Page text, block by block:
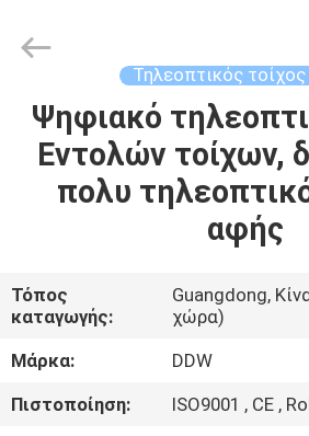
ΣΠΊΤΙ
ΠΡΟΪΌΝΤΑ
ΕΜΕΊΣ
ΓΎΡΟΣ
ΕΡΓΟΣΤΑΣΊΩΝ
Rights
Τηλεοπτικός
Ψηφιακό
Εντολών τοίχων,
πολυ
αφής
Τόπος
καταγωγής:
Guangdong,
χώρα)
Μάρκα:
DDW
Πιστοποίηση:
ISO9001 , CE ,